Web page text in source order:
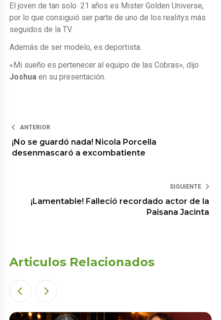
El joven de tan solo 21 años es Mister Golden Universe,
por lo que consiguió ser parte de uno de los realitys más
seguidos de la TV.
Además de ser modelo, es deportista.
«Mi sueño es pertenecer al equipo de las Cobras», dijo
Joshua en su presentación.
ANTERIOR
¡No se guardó nada! Nicola Porcella
desenmascaró a excombatiente
SIGUIENTE
¡Lamentable! Falleció recordado actor de la
Paisana Jacinta
Articulos Relacionados